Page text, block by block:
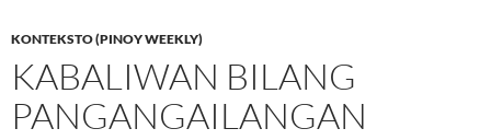
KONTEKSTO (PINOY WEEKLY)
KABALIWAN BILANG
PANGANGAILANGAN